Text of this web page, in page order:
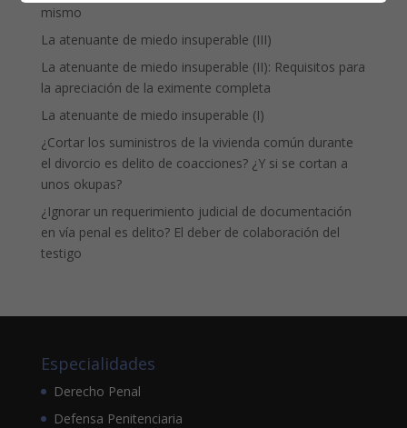
mismo
La atenuante de miedo insuperable (III)
La atenuante de miedo insuperable (II): Requisitos para
la apreciación de la eximente completa
La atenuante de miedo insuperable (I)
¿Cortar los suministros de la vivienda común durante
el divorcio es delito de coacciones? ¿Y si se cortan a
unos okupas?
¿Ignorar un requerimiento judicial de documentación
en vía penal es delito? El deber de colaboración del
testigo
Especialidades
Derecho Penal
Defensa Penitenciaria